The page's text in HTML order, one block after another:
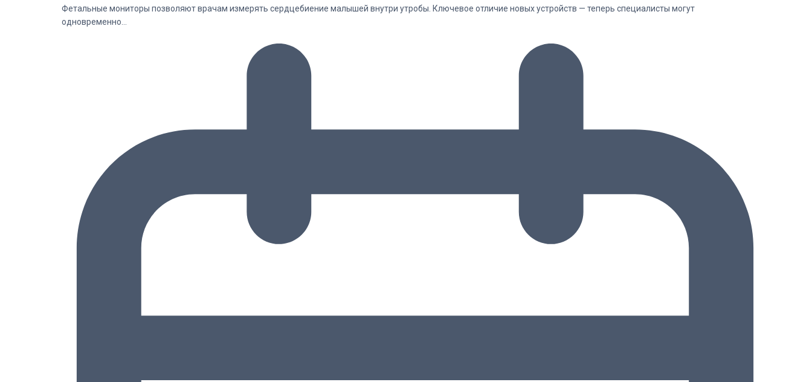
Фетальные мониторы позволяют врачам измерять сердцебиение малышей внутри утробы. Ключевое отличие новых устройств — теперь специалисты могут
одновременно…